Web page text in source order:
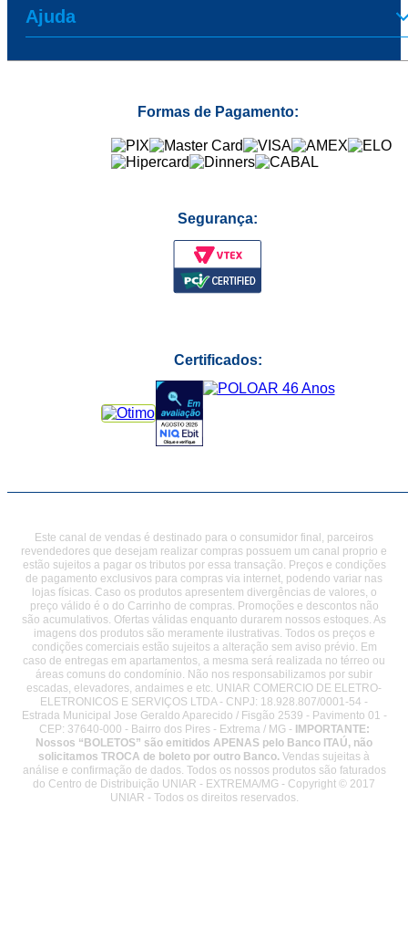
Ajuda
Formas de Pagamento:
Segurança:
Certificados:
Este canal de vendas é destinado para o consumidor final, parceiros
revendedores que desejam realizar compras possuem um canal proprio e
estão sujeitos a pagar os tributos por essa transação. Preços e condições
de pagamento exclusivos para compras via internet, podendo variar nas
lojas físicas. Caso os produtos apresentem divergências de valores, o
preço válido é o do Carrinho de compras. Promoções e descontos não
são acumulativos. Ofertas válidas enquanto durarem nossos estoques. As
imagens dos produtos são meramente ilustrativas. Todos os preços e
condições comerciais estão sujeitos a alteração sem aviso prévio. Em
caso de entregas em apartamentos, a mesma será realizada no térreo ou
áreas comuns do condomínio. Não nos responsabilizamos por subir
escadas, elevadores, andaimes e etc. UNIAR COMERCIO DE ELETRO-
ELETRONICOS E SERVIÇOS LTDA - CNPJ: 18.928.807/0001-54 -
Estrada Municipal Jose Geraldo Aparecido / Fisgão 2539 - Pavimento 01 -
CEP: 37640-000 - Bairro dos Pires - Extrema / MG - IMPORTANTE:
Nossos “BOLETOS” são emitidos APENAS pelo Banco ITAÚ, não
solicitamos TROCA de boleto por outro Banco. Vendas sujeitas à
análise e confirmação de dados. Todos os nossos produtos são faturados
do Centro de Distribuição UNIAR - EXTREMA/MG - Copyright © 2017
UNIAR - Todos os direitos reservados.